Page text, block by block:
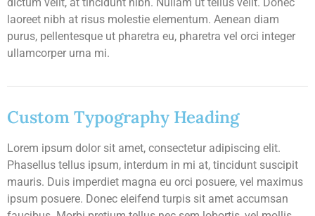
laoreet nibh at risus molestie elementum. Aenean diam
purus, pellentesque ut pharetra eu, pharetra vel orci integer
ullamcorper urna mi.
Custom Typography Heading
Lorem ipsum dolor sit amet, consectetur adipiscing elit.
Phasellus tellus ipsum, interdum in mi at, tincidunt suscipit
mauris. Duis imperdiet magna eu orci posuere, vel maximus
ipsum posuere. Donec eleifend turpis sit amet accumsan